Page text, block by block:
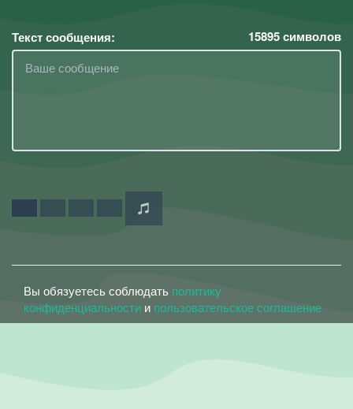
Текст сообщения: 15895символов
Вы обязуетесь соблюдать политику
конфиденциальности и пользовательское соглашение